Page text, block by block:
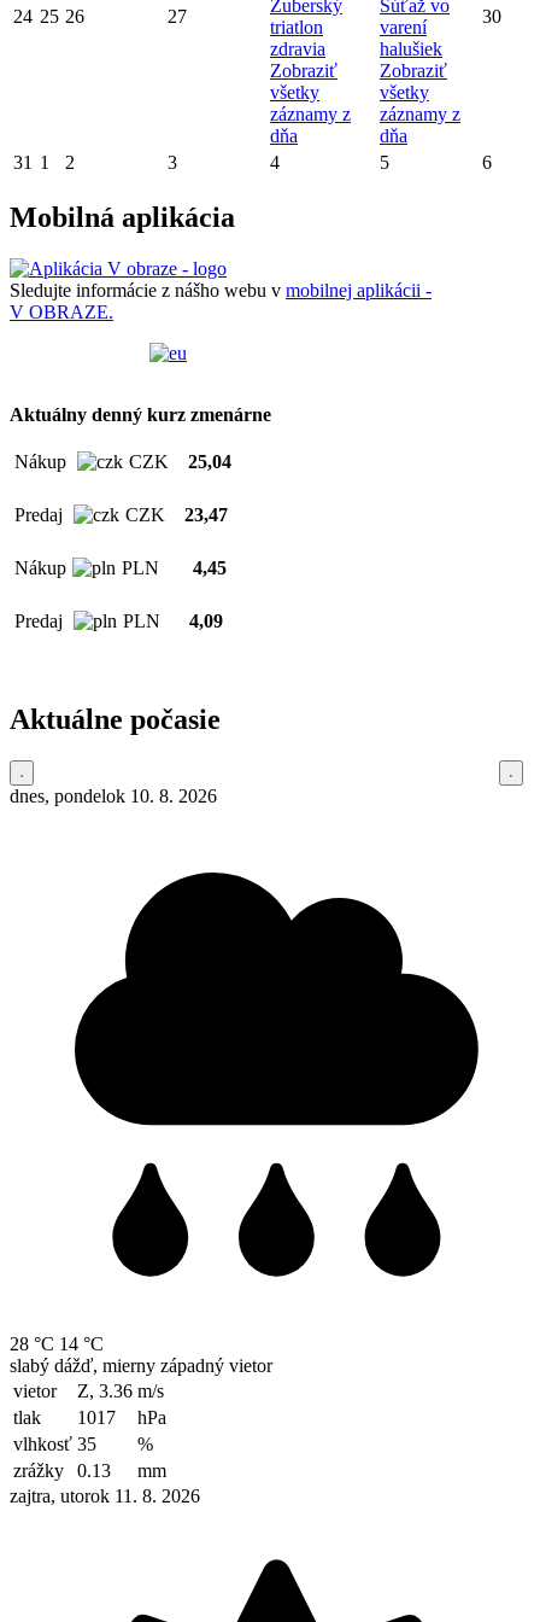
24 25 26 27
Zuberský
triatlon
zdravia
Zobraziť
všetky
záznamy z
dňa
Súťaž vo
varení
halušiek
Zobraziť
všetky
záznamy z
dňa
30
31 1 2 3 4 5 6
Mobilná aplikácia
Sledujte informácie z nášho webu v mobilnej aplikácii -
V OBRAZE.
Aktuálny denný kurz zmenárne
Nákup CZK 25,04
Predaj CZK 23,47
Nákup PLN 4,45
Predaj PLN 4,09
Aktuálne počasie
dnes, pondelok 10. 8. 2026
28 °C 14 °C
slabý dážď, mierny západný vietor
vietor
Z, 3.36 m/s
tlak
1017
hPa
vlhkosť 35
%
zrážky
0.13
mm
zajtra, utorok 11. 8. 2026